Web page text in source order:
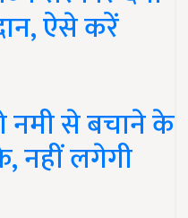
ऐसे करें
नमी से बचाने के
नहीं लगेगी